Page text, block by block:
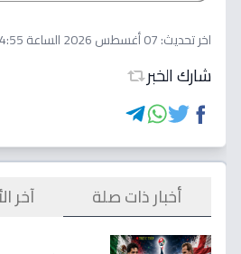
اخر تحديث:07 أغسطس 2026 الساعة 04:55 صباحاً
شارك الخبر
أخبار ذات صلة آخر